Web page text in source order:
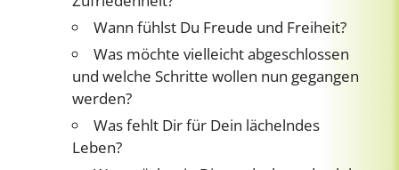
Wann fühlst Du Freude und Freiheit?
Was möchte vielleicht abgeschlossen
und welche Schritte wollen nun gegangen
werden?
Was fehlt Dir für Dein lächelndes
Leben?